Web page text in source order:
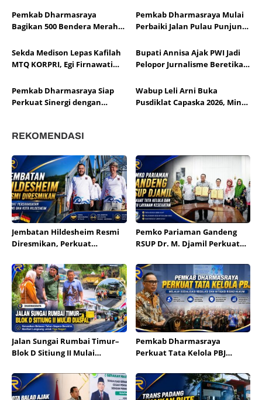
Tahun Segera Berakhir
dan Mitigasi Risiko Hukum
Pemkab Dharmasraya
Bagikan 500 Bendera Merah
Pemkab Dharmasraya Mulai
Perbaiki Jalan Pulau Punjung–
Sekda Medison Lepas Kafilah
MTQ KORPRI, Egi Firnawati
Nasional
Bupati Annisa Ajak PWI Jadi
Pelopor Jurnalisme Beretika
Pemkab Dharmasraya Siap
Perkuat Sinergi dengan
Martua
Wabup Leli Arni Buka
Pusdiklat Capaska 2026, Minta
REKOMENDASI
Jembatan Hildesheim Resmi
Diresmikan, Perkuat
Kota Hildesheim
Pemko Pariaman Gandeng
RSUP Dr. M. Djamil Perkuat
Layanan Kesehatan
Jalan Sungai Rumbai Timur–
Blok D Sitiung II Mulai
Tahun Segera Berakhir
Pemkab Dharmasraya
Perkuat Tata Kelola PBJ
dan Mitigasi Risiko Hukum